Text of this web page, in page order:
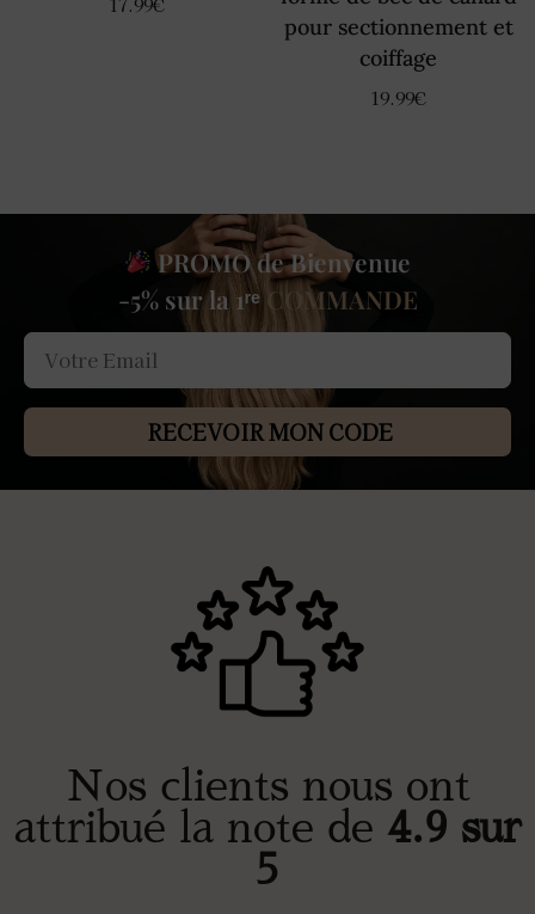
pour sectionnement et
coiffage
19.99€
PROMO de Bienvenue
-5% sur la 1ʳᵉ COMMANDE
RECEVOIR MON CODE
Nos clients nous ont
attribué la note de 4.9 sur
5